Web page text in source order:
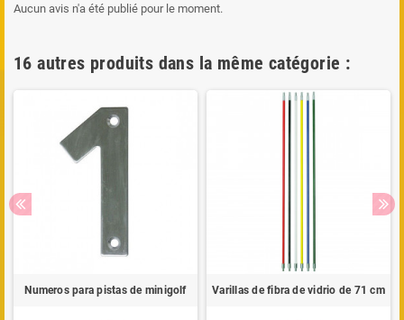
Aucun avis n'a été publié pour le moment.
16 autres produits dans la même catégorie :
Numeros para pistas de minigolf Varillas de fibra de vidrio de 71 cm